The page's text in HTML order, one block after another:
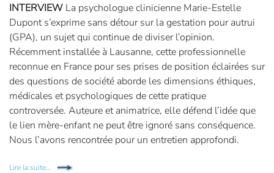
INTERVIEW La psychologue clinicienne Marie-Estelle
Dupont s’exprime sans détour sur la gestation pour autrui
(GPA), un sujet qui continue de diviser l’opinion.
Récemment installée à Lausanne, cette professionnelle
reconnue en France pour ses prises de position éclairées sur
des questions de société aborde les dimensions éthiques,
médicales et psychologiques de cette pratique
controversée. Auteure et animatrice, elle défend l’idée que
le lien mère-enfant ne peut être ignoré sans conséquence.
Nous l’avons rencontrée pour un entretien approfondi.
Lire la suite...